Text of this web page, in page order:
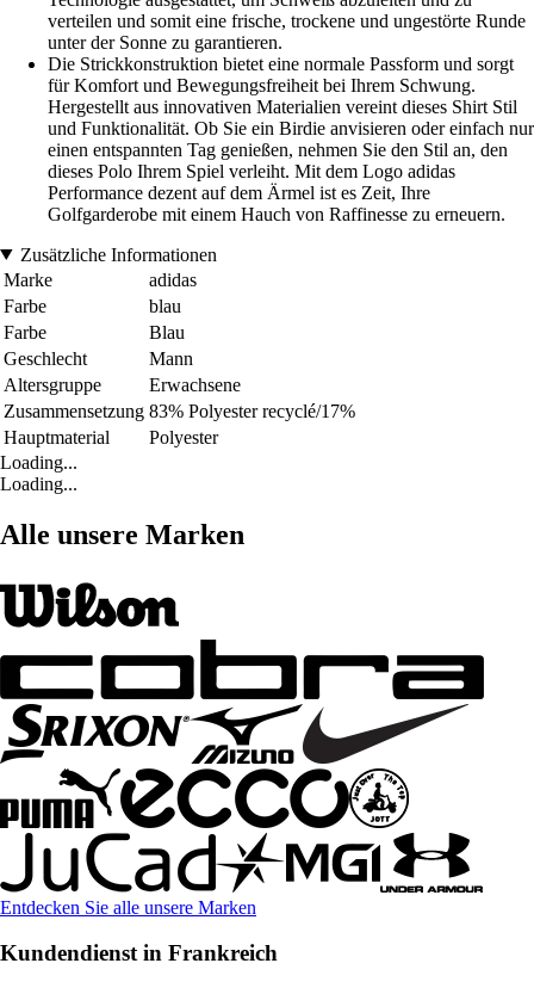
verteilen und somit eine frische, trockene und ungestörte Runde
unter der Sonne zu garantieren.
Die Strickkonstruktion bietet eine normale Passform und sorgt
für Komfort und Bewegungsfreiheit bei Ihrem Schwung.
Hergestellt aus innovativen Materialien vereint dieses Shirt Stil
und Funktionalität. Ob Sie ein Birdie anvisieren oder einfach nur
einen entspannten Tag genießen, nehmen Sie den Stil an, den
dieses Polo Ihrem Spiel verleiht. Mit dem Logo adidas
Performance dezent auf dem Ärmel ist es Zeit, Ihre
Golfgarderobe mit einem Hauch von Raffinesse zu erneuern.
Zusätzliche Informationen
Marke
adidas
Farbe
blau
Farbe
Blau
Geschlecht
Mann
Altersgruppe
Erwachsene
Zusammensetzung 83% Polyester recyclé/17%
Hauptmaterial
Polyester
Loading...
Loading...
Alle unsere Marken
Entdecken Sie alle unsere Marken
Kundendienst in Frankreich